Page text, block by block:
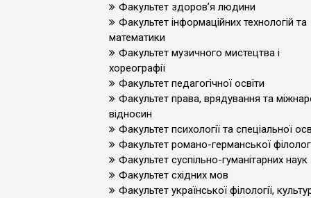
Факультет здоров’я людини
Факультет інформаційних технологій та
математики
Факультет музичного мистецтва і
хореографії
Факультет педагогічної освіти
Факультет права, врядування та
відносин
Факультет психології та спеціальної
Факультет романо-германської
Факультет суспільно-гуманітарних наук
Факультет східних мов
Факультет української філології,